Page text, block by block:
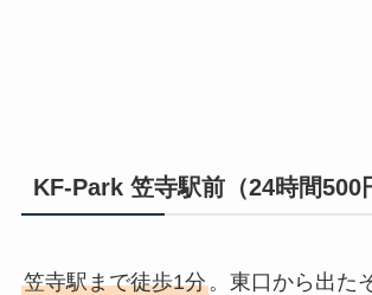
KF-Park 笠寺駅前（24時間500
笠寺駅まで徒歩1分。東口から出た